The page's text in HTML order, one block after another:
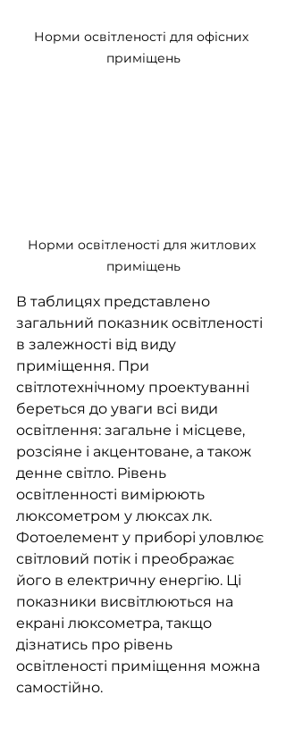
Норми освітленості для офісних
приміщень
Норми освітленості для житлових
приміщень
В таблицях представлено
загальний показник освітленості
в залежності від виду
приміщення. При
світлотехнічному проектуванні
береться до уваги всі види
освітлення: загальне і місцеве,
розсіяне і акцентоване, а також
денне світло. Рівень
освітленності вимірюють
люксометром у люксах лк.
Фотоелемент у приборі уловлює
світловий потік і преображає
його в електричну енергію. Ці
показники висвітлюються на
екрані люксометра, такщо
дізнатись про рівень
освітленості приміщення можна
самостійно.